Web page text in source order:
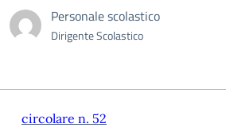
Personale scolastico
Dirigente Scolastico
circolare n. 52